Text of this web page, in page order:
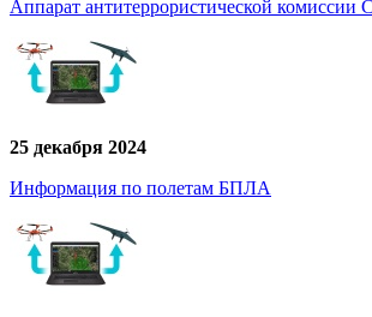
Аппарат антитеррористической комиссии
25 декабря 2024
Информация по полетам БПЛА